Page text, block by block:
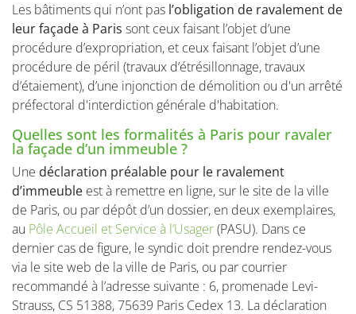
Les bâtiments qui n’ont pas l’obligation de ravalement de
leur façade à Paris sont ceux faisant l’objet d’une
procédure d’expropriation, et ceux faisant l’objet d’une
procédure de péril (travaux d’étrésillonnage, travaux
d’étaiement), d’une injonction de démolition ou d'un arrêté
préfectoral d'interdiction générale d'habitation.
Quelles sont les formalités à Paris pour ravaler
la façade d’un immeuble ?
Une déclaration préalable pour le ravalement
d’immeuble est à remettre en ligne, sur le site de la ville
de Paris, ou par dépôt d’un dossier, en deux exemplaires,
au Pôle Accueil et Service à l’Usager(PASU). Dans ce
dernier cas de figure, le syndic doit prendre rendez-vous
via le site web de la ville de Paris, ou par courrier
recommandé à l’adresse suivante : 6, promenade Levi-
Strauss, CS 51388, 75639 Paris Cedex 13. La déclaration